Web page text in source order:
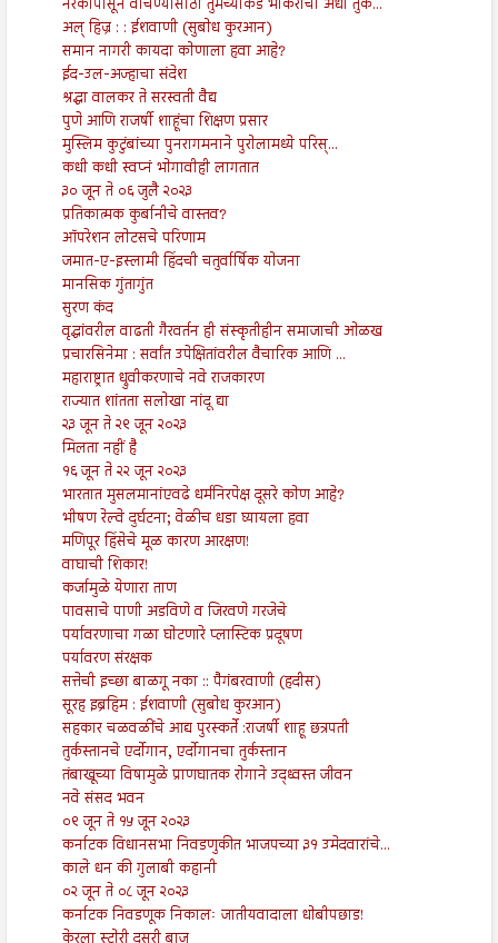
नरकापासून वाचण्यासाठी तुमच्याकडे भाकरीचा अर्धा तुक...
अल् हिज्र : : ईशवाणी (सुबोध कुरआन)
समान नागरी कायदा कोणाला हवा आहे?
ईद-उल-अज्हाचा संदेश
श्रद्धा वालकर ते सरस्वती वैद्य
पुणे आणि राजर्षी शाहूंचा शिक्षण प्रसार
मुस्लिम कुटुंबांच्या पुनरागमनाने पुरोलामध्ये परिस्...
कधी कधी स्वप्नं भोगावीही लागतात
३० जून ते ०६ जुलै २०२३
प्रतिकात्मक कुर्बानीचे वास्तव?
ऑपरेशन लोटसचे परिणाम
जमात-ए-इस्लामी हिंदची चतुर्वार्षिक योजना
मानसिक गुंतागुंत
सुरण कंद
वृद्धांवरील वाढती गैरवर्तन ही संस्कृतीहीन समाजाची ओळख
प्रचारसिनेमा : सर्वांत उपेक्षितांवरील वैचारिक आणि ...
महाराष्ट्रात ध्रुवीकरणाचे नवे राजकारण
राज्यात शांतता सलोखा नांदू द्या
२३ जून ते २९ जून २०२३
मिलता नहीं है
१६ जून ते २२ जून २०२३
भारतात मुसलमानांएवढे धर्मनिरपेक्ष दूसरे कोण आहे?
भीषण रेल्वे दुर्घटना; वेळीच धडा घ्यायला हवा
मणिपूर हिंसेचे मूळ कारण आरक्षण!
वाघाची शिकार!
कर्जामुळे येणारा ताण
पावसाचे पाणी अडविणे व जिरवणे गरजेचे
पर्यावरणाचा गळा घोटणारे प्लास्टिक प्रदूषण
पर्यावरण संरक्षक
सत्तेची इच्छा बाळगू नका :: पैगंबरवाणी (हदीस)
सूरह इब्रहिम : ईशवाणी (सुबोध कुरआन)
सहकार चळवळींचे आद्य पुरस्कर्ते :राजर्षी शाहू छत्रपती
तुर्कस्तानचे एर्दोगान, एर्दोगानचा तुर्कस्तान
तंबाखूच्या विषामुळे प्राणघातक रोगाने उद्ध्वस्त जीवन
नवे संसद भवन
०९ जून ते १५ जून २०२३
कर्नाटक विधानसभा निवडणुकीत भाजपच्या ३१ उमेदवारांचे...
काले धन की गुलाबी कहानी
०२ जून ते ०८ जून २०२३
कर्नाटक निवडणूक निकालः जातीयवादाला धोबीपछाड!